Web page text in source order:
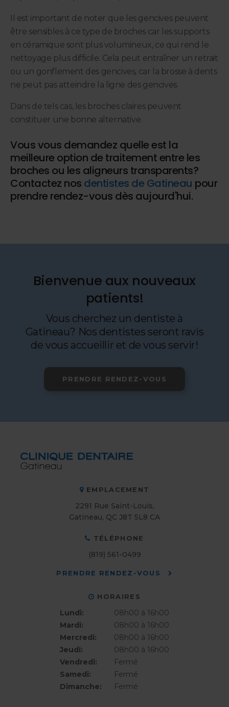
Il est important de noter que les gencives peuvent
être sensibles à ce type de broches car les supports
en céramique sont plus volumineux, ce qui rend le
nettoyage plus difficile. Cela peut entraîner un retrait
ou un gonflement des gencives, car la brosse à dents
ne peut pas atteindre la ligne des gencives.
Dans de tels cas, les broches claires peuvent
constituer une bonne alternative.
Vous vous demandez quelle est la
meilleure option de traitement entre les
broches ou les aligneurs transparents?
Contactez nos dentistes de Gatineau pour
prendre rendez-vous dès aujourd'hui.
Bienvenue aux nouveaux
patients!
Vous cherchez un dentiste à
Gatineau? Nos dentistes seront ravis
de vous accueillir et de vous servir!
PRENDRE RENDEZ-VOUS
EMPLACEMENT
2291 Rue Saint-Louis
Gatineau QC J8T 5L8 CA
TÉLÉPHONE
(819) 561-0499
PRENDRE RENDEZ-VOUS
HORAIRES
Lundi:
08h00 à 16h00
Mardi:
08h00 à 16h00
Mercredi:
08h00 à 16h00
Jeudi:
08h00 à 16h00
Vendredi:
Fermé
Samedi:
Fermé
Dimanche:
Fermé